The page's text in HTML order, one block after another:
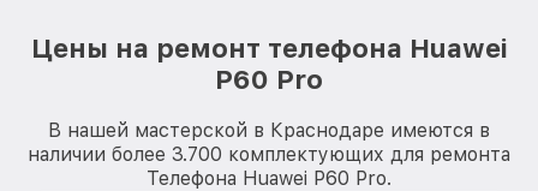
Цены на ремонт телефона Huawei
P60 Pro
В нашей мастерской в Краснодаре имеются в
наличии более 3.700 комплектующих для ремонта
Телефона Huawei P60 Pro.